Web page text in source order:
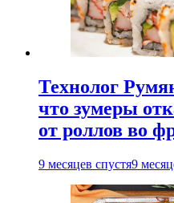
Технолог
что зумеры
от роллов во
9 месяцев спустя9